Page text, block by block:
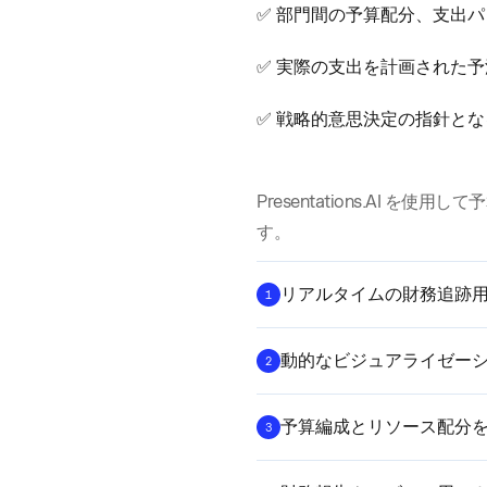
✅ 部門間の予算配分、支出
✅ 実際の支出を計画された
✅ 戦略的意思決定の指針と
Presentations.AI を使用して
す。
1 リアルタイムの財務追跡
2 動的なビジュアライゼー
3 予算編成とリソース配分